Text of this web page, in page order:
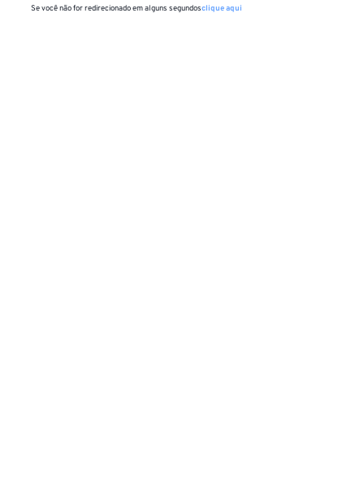
Se você não for redirecionado em alguns segundosclique aqui